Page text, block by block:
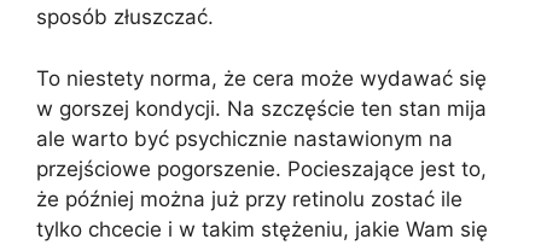
sposób złuszczać.
To niestety norma, że cera może wydawać się
w gorszej kondycji. Na szczęście ten stan mija
ale warto być psychicznie nastawionym na
przejściowe pogorszenie. Pocieszające jest to,
że później można już przy retinolu zostać ile
tylko chcecie i w takim stężeniu, jakie Wam się